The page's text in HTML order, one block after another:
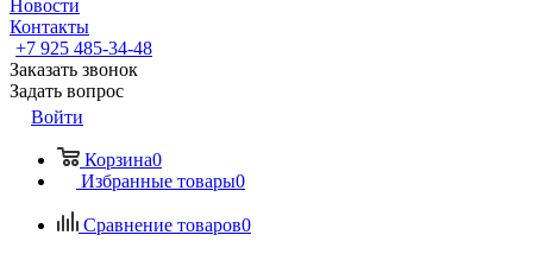
Новости
Контакты
+7 925 485-34-48
Заказать звонок
Задать вопрос
Войти
Корзина0
Избранные товары0
Сравнение товаров0